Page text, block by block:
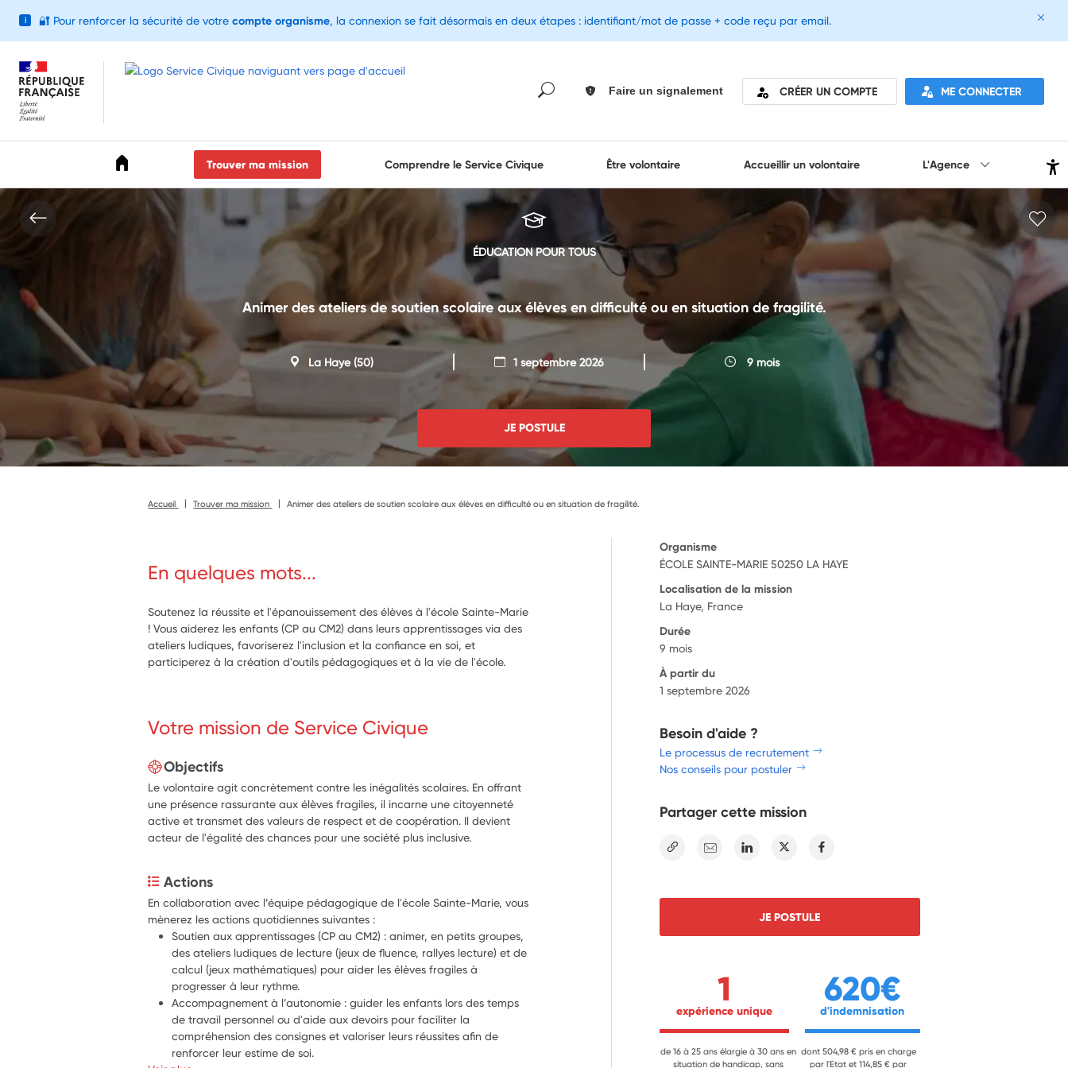
Faire un signalement CRÉER UN COMPTE ME CONNECTER
Trouver ma mission Comprendre le Service Civique Être volontaire Accueillir un volontaire L'Agence
ÉDUCATION POUR TOUS
Animer des ateliers de soutien scolaire aux élèves en difficulté ou en situation de fragilité.
La Haye(50) 1 septembre 2026 9 mois
JE POSTULE
Accueil Trouver ma mission Animer des ateliers de soutien scolaire aux élèves en difficulté ou en situation de fragilité.
En quelques mots...
Soutenez la réussite et l'épanouissement des élèves à l'école Sainte-Marie
! Vous aiderez les enfants (CP au CM2) dans leurs apprentissages via des
ateliers ludiques, favoriserez l'inclusion et la confiance en soi, et
participerez à la création d'outils pédagogiques et à la vie de l'école.
Votre mission de Service Civique
Objectifs
Le volontaire agit concrètement contre les inégalités scolaires. En offrant
une présence rassurante aux élèves fragiles, il incarne une citoyenneté
active et transmet des valeurs de respect et de coopération. Il devient
acteur de l'égalité des chances pour une société plus inclusive.
Actions
En collaboration avec l’équipe pédagogique de l'école Sainte-Marie, vous
mènerez les actions quotidiennes suivantes :
Soutien aux apprentissages (CP au CM2) : animer, en petits groupes,
des ateliers ludiques de lecture (jeux de fluence, rallyes lecture) et de
calcul (jeux mathématiques) pour aider les élèves fragiles à
progresser à leur rythme.
Accompagnement à l’autonomie : guider les enfants lors des temps
de travail personnel ou d'aide aux devoirs pour faciliter la
compréhension des consignes et valoriser leurs réussites afin de
renforcer leur estime de soi.
Organisme
ÉCOLE SAINTE-MARIE 50250 LA HAYE
Localisation de la mission
La Haye, France
Durée
9 mois
À partir du
1 septembre 2026
Besoin d'aide ?
Le processus de recrutement
Nos conseils pour postuler
Partager cette mission
E-mail Linkedin Twitter
JE POSTULE
1
expérience unique
de 16 à 25 ans élargie à 30 ans en
situation de handicap, sans
620€
d'indemnisation
dont 504,98 € pris en charge
par l'Etat et 114,85 € par
i 🔐 Pour renforcer la sécurité de votre compte organisme, la connexion se fait désormais en deux étapes : identifiant/mot de passe + code reçu par email.